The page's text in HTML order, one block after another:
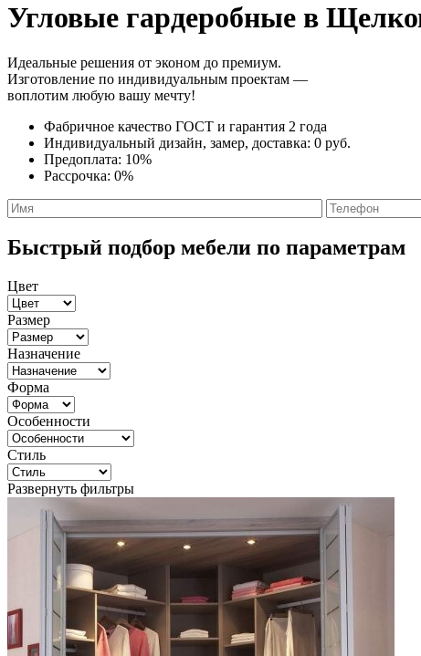
Угловые гардеробные в
Идеальные решения от эконом до премиум.
Изготовление по индивидуальным проектам —
воплотим любую вашу мечту!
Фабричное качество ГОСТ и гарантия 2 года
Индивидуальный дизайн, замер, доставка: 0 руб.
Предоплата: 10%
Рассрочка: 0%
Быстрый подбор мебели по параметрам
Цвет
Размер
Назначение
Форма
Особенности
Стиль
Развернуть фильтры